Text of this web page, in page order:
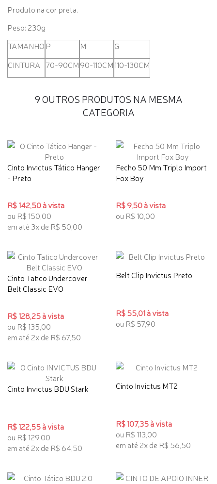
Produto na cor preta.
Peso: 230g
TAMANHO P M
G
CINTURA 70-90CM90-110CM110-130CM
9 OUTROS PRODUTOS NA MESMA
CATEGORIA
Cinto Invictus Tático Hanger
- Preto
R$ 142,50 à vista
ou R$ 150,00
em até 3x de R$ 50,00
Fecho 50 Mm Triplo Import
Fox Boy
R$ 9,50 à vista
ou R$ 10,00
Cinto Tatico Undercover
Belt Classic EVO
R$ 128,25 à vista
ou R$ 135,00
em até 2x de R$ 67,50
Belt Clip Invictus Preto
R$ 55,01 à vista
ou R$ 57,90
Cinto Invictus BDU Stark
R$ 122,55 à vista
ou R$ 129,00
em até 2x de R$ 64,50
Cinto Invictus MT2
R$ 107,35 à vista
ou R$ 113,00
em até 2x de R$ 56,50